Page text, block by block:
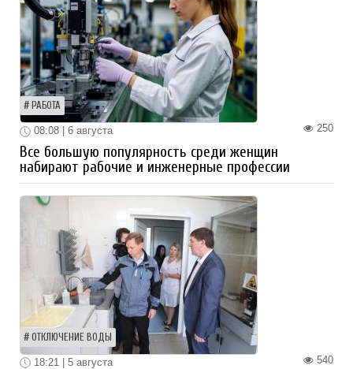
РАБОТА
250
08:08 | 6 августа
Все большую популярность среди женщин
набирают рабочие и инженерные профессии
ОТКЛЮЧЕНИЕ ВОДЫ
540
18:21 | 5 августа